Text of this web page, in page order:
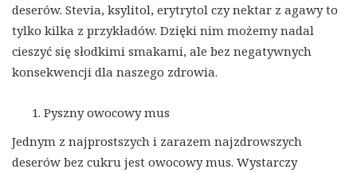
deserów. Stevia, ksylitol, erytrytol czy nektar z agawy to
tylko kilka z przykładów. Dzięki nim możemy nadal
cieszyć się słodkimi smakami, ale bez negatywnych
konsekwencji dla naszego zdrowia.
Pyszny owocowy mus
Jednym z najprostszych i zarazem najzdrowszych
deserów bez cukru jest owocowy mus. Wystarczy